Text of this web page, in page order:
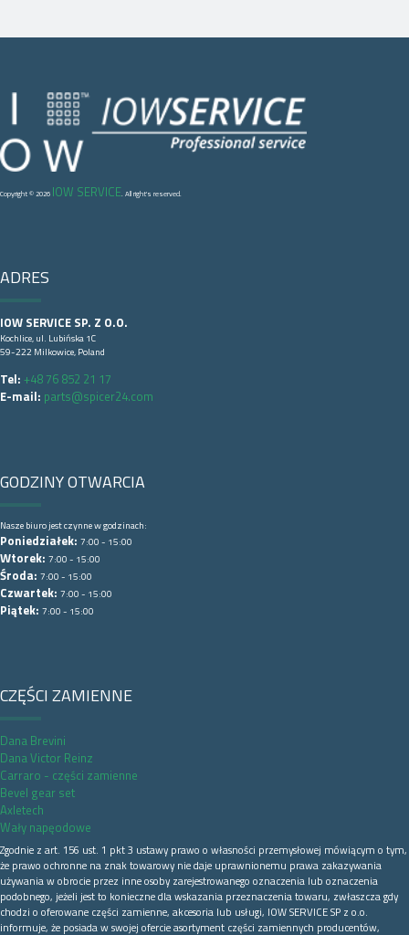
Copyright © 2026 IOW SERVICE. All right's reserved.
ADRES
IOW SERVICE SP. Z O.O.
Kochlice, ul. Lubińska 1C
59-222 Milkowice, Poland
Tel: +48 76 852 21 17
E-mail: parts@spicer24.com
GODZINY OTWARCIA
Nasze biuro jest czynne w godzinach:
Poniedziałek: 7:00 - 15:00
Wtorek: 7:00 - 15:00
Środa: 7:00 - 15:00
Czwartek: 7:00 - 15:00
Piątek: 7:00 - 15:00
CZĘŚCI ZAMIENNE
Dana Brevini
Dana Victor Reinz
Carraro - części zamienne
Bevel gear set
Axletech
Wały napęodowe
Zgodnie z art. 156 ust. 1 pkt 3 ustawy prawo o własności przemysłowej mówiącym o tym,
że prawo ochronne na znak towarowy nie daje uprawnionemu prawa zakazywania
używania w obrocie przez inne osoby zarejestrowanego oznaczenia lub oznaczenia
podobnego, jeżeli jest to konieczne dla wskazania przeznaczenia towaru, zwłaszcza gdy
chodzi o oferowane części zamienne, akcesoria lub usługi, IOW SERVICE SP z o.o.
informuje, że posiada w swojej ofercie asortyment części zamiennych producentów,